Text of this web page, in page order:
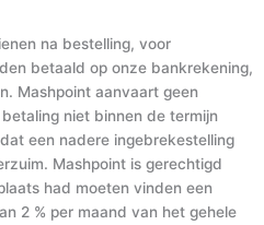
na bestelling, voor
betaald op onze bankrekening,
Mashpoint aanvaart geen
niet binnen de termijn
een nadere ingebrekestelling
Mashpoint is gerechtigd
had moeten vinden een
2 % per maand van het gehele